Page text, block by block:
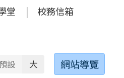
堂 校務信箱
設 大 網站導覽